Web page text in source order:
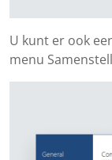
U kunt er ook
menu